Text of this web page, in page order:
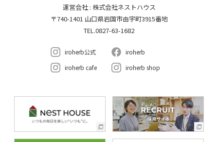
運営会社 : 株式会社ネストハウス
〒740-1401 山口県岩国市由宇町3915番地
TEL.0827-63-1682
iroherb公式
iroherb
iroherb cafe
iroherb shop